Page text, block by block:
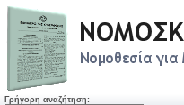
Γρήγορη αναζήτηση: